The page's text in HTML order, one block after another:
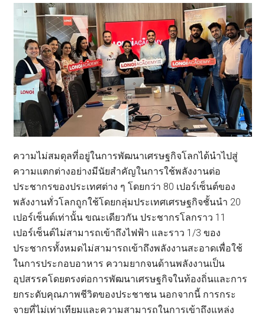
ความไม่สมดุลที่อยู่ในการพัฒนาเศรษฐกิจโลกได้นำไปสู่
ความแตกต่างอย่างมีนัยสำคัญในการใช้พลังงานต่อ
ประชากรของประเทศต่าง ๆ โดยกว่า 80 เปอร์เซ็นต์ของ
พลังงานทั่วโลกถูกใช้โดยกลุ่มประเทศเศรษฐกิจชั้นนำ 20
เปอร์เซ็นต์เท่านั้น ขณะเดียวกัน ประชากรโลกราว 11
เปอร์เซ็นต์ไม่สามารถเข้าถึงไฟฟ้า และราว 1/3 ของ
ประชากรทั้งหมดไม่สามารถเข้าถึงพลังงานสะอาดเพื่อใช้
ในการประกอบอาหาร ความยากจนด้านพลังงานเป็น
อุปสรรคโดยตรงต่อการพัฒนาเศรษฐกิจในท้องถิ่นและการ
ยกระดับคุณภาพชีวิตของประชาชน นอกจากนี้ การกระ
จายที่ไม่เท่าเทียมและความสามารถในการเข้าถึงแหล่ง